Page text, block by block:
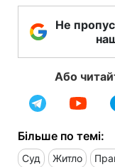
Не
Або
Більше по темі:
Суд Житло